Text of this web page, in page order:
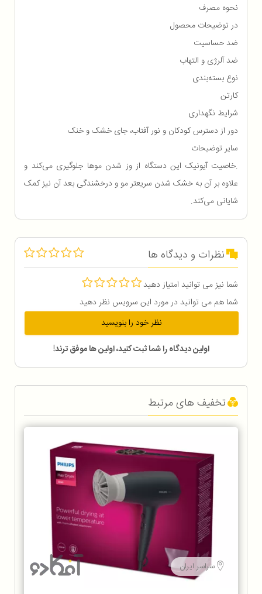
نحوه مصرف
در توضیحات محصول
ضد حساسیت
ضد آلرژی و التهاب
نوع بسته‌بندی
کارتن
شرایط نگهداری
دور از دسترس کودکان و نور آفتاب، جای خشک و خنک
سایر توضیحات
.خاصیت آیونیک این دستگاه از وز شدن موها جلوگیری می‌کند و
علاوه بر آن به خشک شدن سریعتر مو و درخشندگی بعد آن نیز کمک
شایانی می‌کند.
نظرات و دیدگاه ها
شما نیز می توانید امتیاز دهید
شما هم می توانید در مورد این سرویس نظر دهید
نظر خود را بنویسید
اولین دیدگاه را شما ثبت کنید، اولین ها موفق ترند!
تخفیف های مرتبط
سراسر ایران